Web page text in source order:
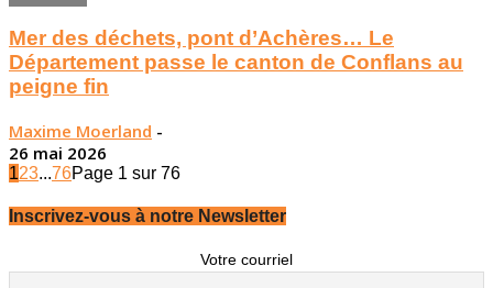
Mer des déchets, pont d’Achères… Le
Département passe le canton de Conflans au
peigne fin
Maxime Moerland -
26 mai 2026
123...76Page 1 sur 76
Inscrivez-vous à notre Newsletter
Votre courriel